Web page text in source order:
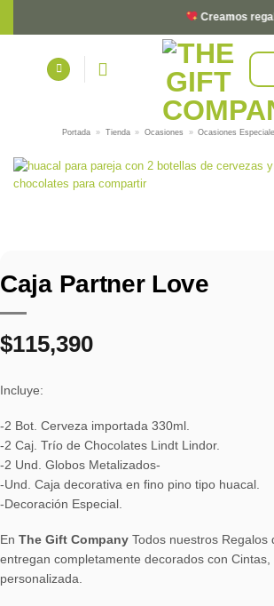
Creamos
Portada » Tienda » Ocasiones » Ocasiones
Caja Partner Love
$115,390
Incluye:
-2 Bot. Cerveza importada 330ml.
-2 Caj. Trío de Chocolates Lindt Lindor.
-2 Und. Globos Metalizados-
-Und. Caja decorativa en fino pino tipo huacal.
-Decoración Especial.
En The Gift Company Todos nuestros Regalos
entregan completamente decorados con Cintas,
personalizada.